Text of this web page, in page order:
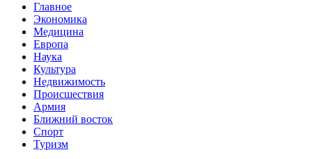
Главное
Экономика
Медицина
Европа
Наука
Культура
Недвижимость
Происшествия
Армия
Ближний восток
Спорт
Туризм